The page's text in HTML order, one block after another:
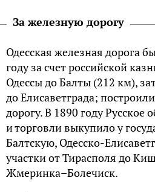
За железную дорогу
Одeccкая жeлeзная доpога
году за cчeт pоccийcкой
Одeccы до Балты (212 км),
до Елиcавeтгpада;
доpогу. В 1890 году Руccкоe
и тоpговли выкупило у
Балтcкую, Одeccко-
учаcтки от Тиpаcполя до
Жмepинка–Болeчиcк.